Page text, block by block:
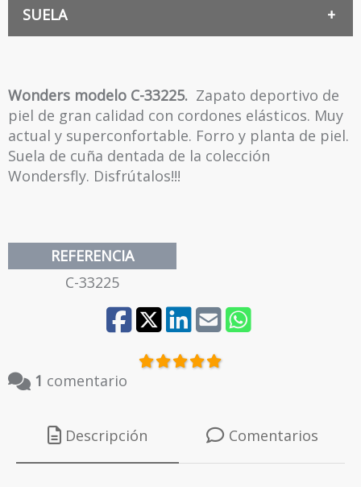
PIEL
SUELA
Wonders modelo C-33225. Zapato deportivo de
piel de gran calidad con cordones elásticos. Muy
actual y superconfortable. Forro y planta de piel.
Suela de cuña dentada de la colección
Wondersfly. Disfrútalos!!!
REFERENCIA
C-33225
1 comentario
Descripción Comentarios